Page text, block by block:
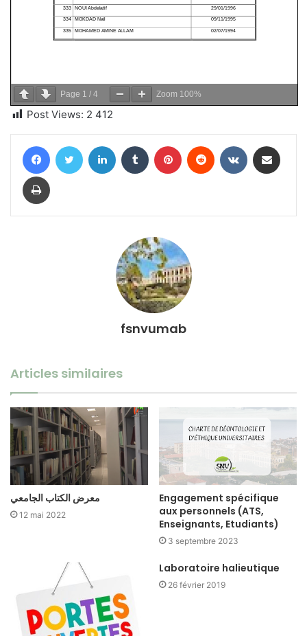
Page 1 / 4 Zoom 100%
Post Views: 2 412
FacebookTwitter Linkedin Tumblr Pinterest Reddit VKontakte
Imprimer
fsnvumab
Articles similaires
معرض الكتاب الجامعي
12 mai 2022
Engagement spécifique
aux personnels (ATS,
Enseignants, Etudiants)
3 septembre 2023
Laboratoire halieutique
26 février 2019